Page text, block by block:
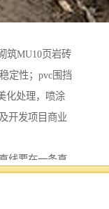
筑MU10页岩砖
定性；pvc围挡
化处理，喷涂
开发项目商业
线要在一条直
光锥用于夜间